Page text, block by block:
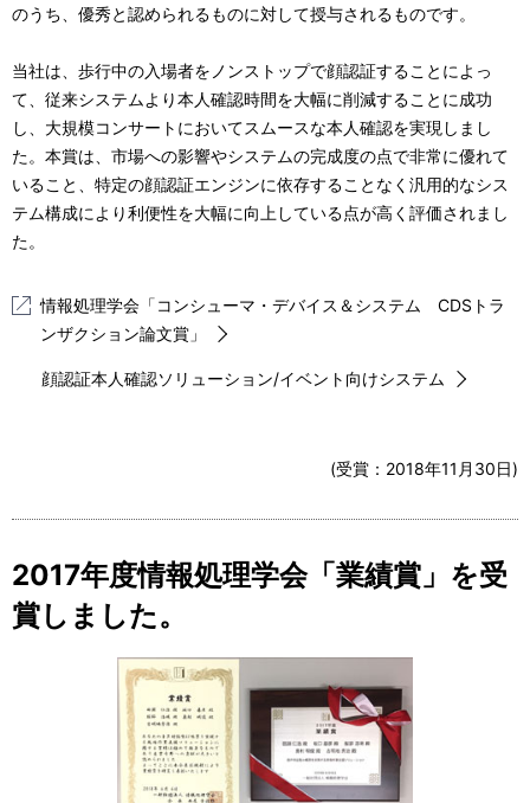
のうち、優秀と認められるものに対して授与されるものです。
当社は、歩行中の入場者をノンストップで顔認証することによっ
て、従来システムより本人確認時間を大幅に削減することに成功
し、大規模コンサートにおいてスムースな本人確認を実現しまし
た。本賞は、市場への影響やシステムの完成度の点で非常に優れて
いること、特定の顔認証エンジンに依存することなく汎用的なシス
テム構成により利便性を大幅に向上している点が高く評価されまし
た。
情報処理学会「コンシューマ・デバイス＆システム CDSトラ
ンザクション論文賞」
顔認証本人確認ソリューション/イベント向けシステム
(受賞：2018年11月30日)
2017年度情報処理学会「業績賞」を受
賞しました。